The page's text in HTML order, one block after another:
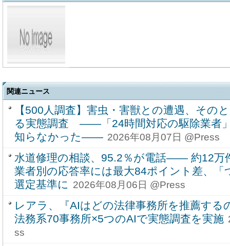
関連ニュース
【500人調査】害虫・害獣との遭遇、その
る実態調査 ――「24時間対応の駆除業者
知らなかった―― 2026年08月07日 @Press
水道修理の相談、95.2％が電話―― 約12
業者別の応答率には最大84ポイント差、
選定基準に 2026年08月06日 @Press
レアラ、『AIはどの法律事務所を推薦する
法務系70事務所×5つのAIで実態調査を実施
ss